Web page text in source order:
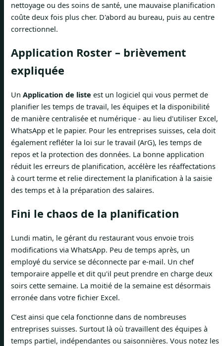
nettoyage ou des soins de santé, une mauvaise planification
coûte deux fois plus cher. D'abord au bureau, puis au centre
correctionnel.
Application Roster – brièvement
expliquée
Un Application de liste est un logiciel qui vous permet de
planifier les temps de travail, les équipes et la disponibilité
de manière centralisée et numérique - au lieu d'utiliser Excel,
WhatsApp et le papier. Pour les entreprises suisses, cela doit
également refléter la loi sur le travail (ArG), les temps de
repos et la protection des données. La bonne application
réduit les erreurs de planification, accélère les réaffectations
à court terme et relie directement la planification à la saisie
des temps et à la préparation des salaires.
Fini le chaos de la planification
Lundi matin, le gérant du restaurant vous envoie trois
modifications via WhatsApp. Peu de temps après, un
employé du service se déconnecte par e-mail. Un chef
temporaire appelle et dit qu'il peut prendre en charge deux
soirs cette semaine. La moitié de la semaine est désormais
erronée dans votre fichier Excel.
C’est ainsi que cela fonctionne dans de nombreuses
entreprises suisses. Surtout là où travaillent des équipes à
temps partiel, indépendantes ou saisonnières. Vous notez les